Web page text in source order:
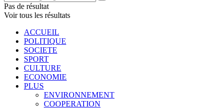
Pas de résultat
Voir tous les résultats
ACCUEIL
POLITIQUE
SOCIETE
SPORT
CULTURE
ECONOMIE
PLUS
ENVIRONNEMENT
COOPERATION